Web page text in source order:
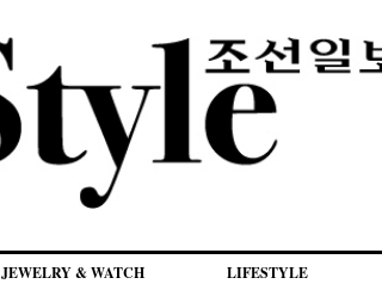
JEWELRY & WATCH LIFESTYLE